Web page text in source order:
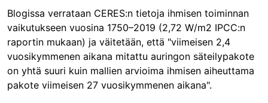
Blogissa verrataan CERES:n tietoja ihmisen toiminnan
vaikutukseen vuosina 1750–2019 (2,72 W/m2 IPCC:n
raportin mukaan) ja väitetään, että "viimeisen 2,4
vuosikymmenen aikana mitattu auringon säteilypakote
on yhtä suuri kuin mallien arvioima ihmisen aiheuttama
pakote viimeisen 27 vuosikymmenen aikana".